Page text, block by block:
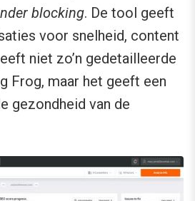
blocking. De tool geeft
voor snelheid, content
niet zo’n gedetailleerde
Frog, maar het geeft een
gezondheid van de